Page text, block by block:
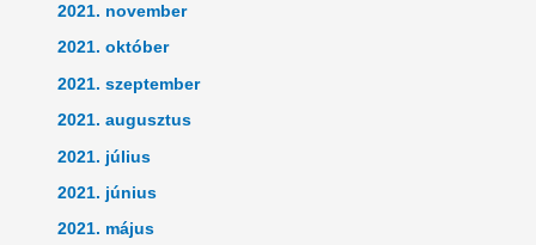
2021. november
2021. október
2021. szeptember
2021. augusztus
2021. július
2021. június
2021. május